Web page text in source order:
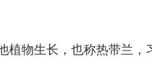
物生长，也称热带兰，